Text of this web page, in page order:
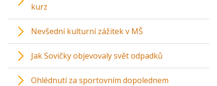
kurz
Nevšední kulturní zážitek v MŠ
Jak Sovičky objevovaly svět odpadků
Ohlédnutí za sportovním dopolednem